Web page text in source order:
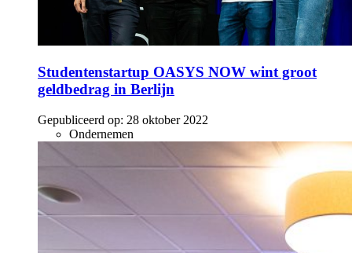
Studentenstartup OASYS NOW wint groot
geldbedrag in Berlijn
Gepubliceerd op: 28 oktober 2022
Ondernemen